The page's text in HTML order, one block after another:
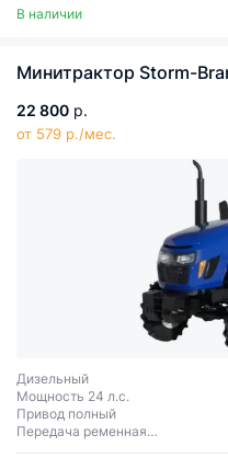
В наличии
Минитрактор Storm-
22 800 р.
от 579 р./мес.
Дизельный
Мощность 24 л.с.
Привод полный
Передача ременная
Сцепное соединение 3 точки